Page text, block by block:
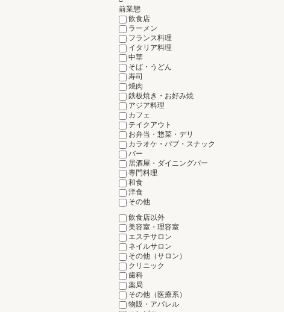
前業態
飲食店
ラーメン
フランス料理
イタリア料理
中華
そば・うどん
寿司
焼肉
鉄板焼き・お好み焼
アジア料理
カフェ
テイクアウト
お弁当・惣菜・デリ
カラオケ・パブ・スナック
バー
居酒屋・ダイニングバー
専門料理
和食
洋食
その他
飲食店以外
美容室・理容室
エステサロン
ネイルサロン
その他（サロン）
クリニック
歯科
薬局
その他（医療系）
物販・アパレル